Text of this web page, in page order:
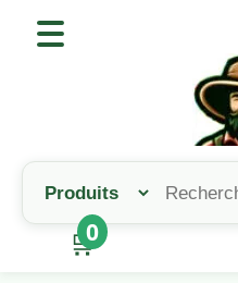
🛒
0